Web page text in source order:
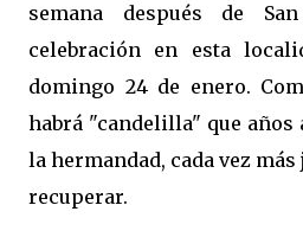
semana después de
celebración en esta
domingo 24 de enero.
habrá "candelilla" que años
la hermandad, cada vez
recuperar.